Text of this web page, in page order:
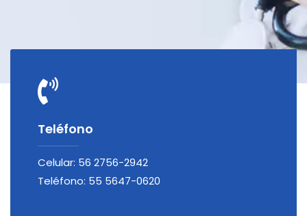
Teléfono
Celular: 56 2756-2942
Teléfono: 55 5647-0620